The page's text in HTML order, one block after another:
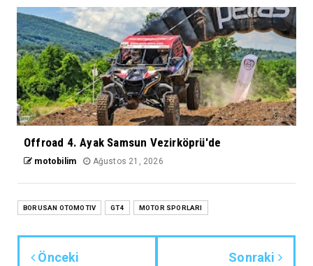
Offroad 4. Ayak Samsun Vezirköprü'de
motobilim Ağustos 21, 2026
BORUSAN OTOMOTIV GT4 MOTOR SPORLARI
Önceki Sonraki